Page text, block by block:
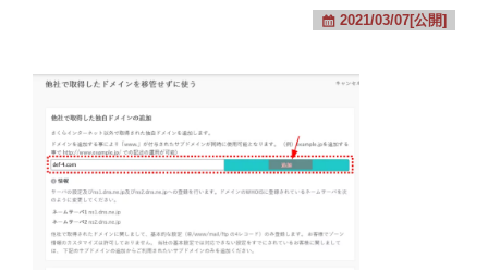
2021/03/07[公開]